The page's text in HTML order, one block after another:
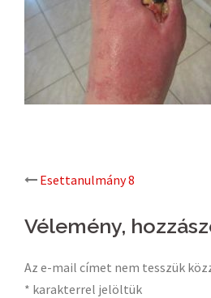
Post
navigation
Esettanulmány 8
Vélemény,
Az e-mail címet nem tesszük
* karakterrel jelöltük